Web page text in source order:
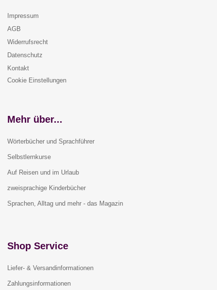
Impressum
AGB
Widerrufsrecht
Datenschutz
Kontakt
Cookie Einstellungen
Mehr über...
Wörterbücher und Sprachführer
Selbstlernkurse
Auf Reisen und im Urlaub
zweisprachige Kinderbücher
Sprachen, Alltag und mehr - das Magazin
Shop Service
Liefer- & Versandinformationen
Zahlungsinformationen